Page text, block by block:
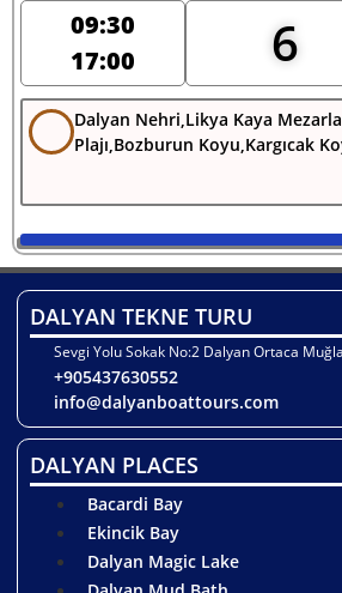
09:30
17:00
6
Dalyan Nehri,Likya Kaya
Plajı,Bozburun Koyu,Kargıcak
DALYAN TEKNE TURU
Sevgi Yolu Sokak No:2 Dalyan Ortaca
+905437630552
info@dalyanboattours.com
DALYAN PLACES
Bacardi Bay
Ekincik Bay
Dalyan Magic Lake